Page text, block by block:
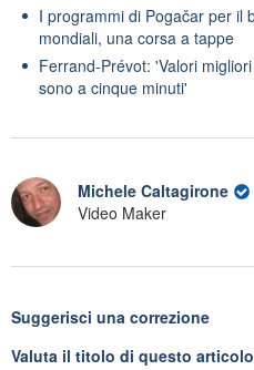
I programmi di Pogačar per il
mondiali, una corsa a tappe
Ferrand-Prévot: 'Valori
sono a cinque minuti'
Michele Caltagirone
Video Maker
Suggerisci una correzione
Valuta il titolo di questo articolo